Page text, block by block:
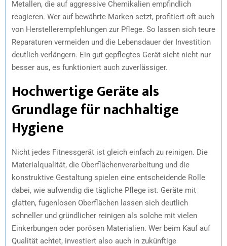
Metallen, die auf aggressive Chemikalien empfindlich
reagieren. Wer auf bewährte Marken setzt, profitiert oft auch
von Herstellerempfehlungen zur Pflege. So lassen sich teure
Reparaturen vermeiden und die Lebensdauer der Investition
deutlich verlängern. Ein gut gepflegtes Gerät sieht nicht nur
besser aus, es funktioniert auch zuverlässiger.
Hochwertige Geräte als
Grundlage für nachhaltige
Hygiene
Nicht jedes Fitnessgerät ist gleich einfach zu reinigen. Die
Materialqualität, die Oberflächenverarbeitung und die
konstruktive Gestaltung spielen eine entscheidende Rolle
dabei, wie aufwendig die tägliche Pflege ist. Geräte mit
glatten, fugenlosen Oberflächen lassen sich deutlich
schneller und gründlicher reinigen als solche mit vielen
Einkerbungen oder porösen Materialien. Wer beim Kauf auf
Qualität achtet, investiert also auch in zukünftige